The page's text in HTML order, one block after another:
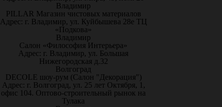
Владимир
PILLAR Магазин чистовых материалов
Адрес: г. Владимир, ул. Куйбышева 28е ТЦ
«Подкова»
Владимир
Салон «Философия Интерьера»
Адрес: г. Владимир, ул. Большая
Нижегородская д.32
Волгоград
DECOLE шоу-рум (Салон "Декорация")
Адрес: г. Волгоград, ул. 25 лет Октября, 1,
офис 104. Оптово-строительный рынок на
Тулака